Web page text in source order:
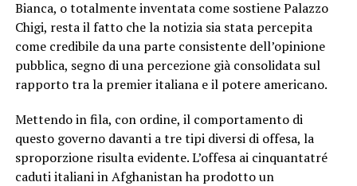
Bianca, o totalmente inventata come sostiene Palazzo
Chigi, resta il fatto che la notizia sia stata percepita
come credibile da una parte consistente dell’opinione
pubblica, segno di una percezione già consolidata sul
rapporto tra la premier italiana e il potere americano.
Mettendo in fila, con ordine, il comportamento di
questo governo davanti a tre tipi diversi di offesa, la
sproporzione risulta evidente. L’offesa ai cinquantatré
caduti italiani in Afghanistan ha prodotto un